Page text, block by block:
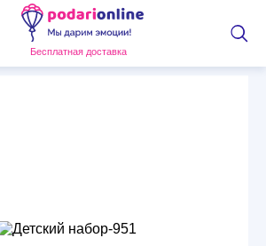
Бесплатная доставка